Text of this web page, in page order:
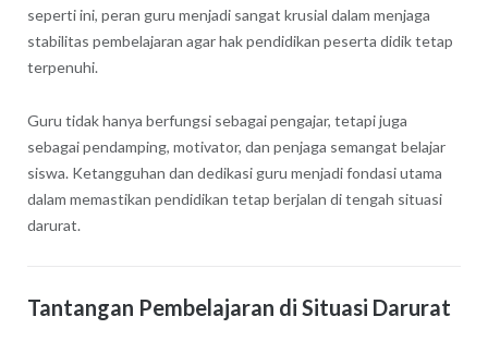
seperti ini, peran guru menjadi sangat krusial dalam menjaga
stabilitas pembelajaran agar hak pendidikan peserta didik tetap
terpenuhi.
Guru tidak hanya berfungsi sebagai pengajar, tetapi juga
sebagai pendamping, motivator, dan penjaga semangat belajar
siswa. Ketangguhan dan dedikasi guru menjadi fondasi utama
dalam memastikan pendidikan tetap berjalan di tengah situasi
darurat.
Tantangan Pembelajaran di Situasi Darurat